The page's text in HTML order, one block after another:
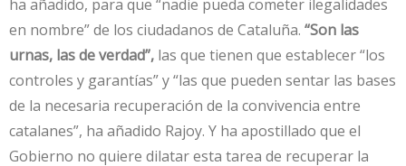
ha añadido, para que “nadie pueda cometer ilegalidades
en nombre” de los ciudadanos de Cataluña. “Son las
urnas, las de verdad”, las que tienen que establecer “los
controles y garantías” y “las que pueden sentar las bases
de la necesaria recuperación de la convivencia entre
catalanes”, ha añadido Rajoy. Y ha apostillado que el
Gobierno no quiere dilatar esta tarea de recuperar la